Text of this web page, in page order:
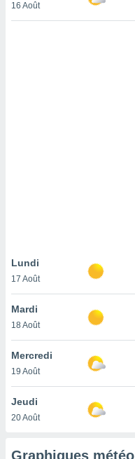
notre
que
et que
16 Août
Lundi
17 Août
Mardi
18 Août
Mercredi
19 Août
Jeudi
20 Août
Graphiques météo